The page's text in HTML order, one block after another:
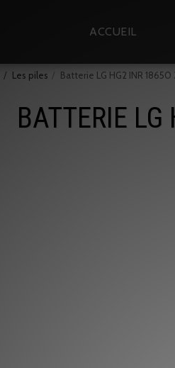
ACCUEIL
Les piles Batterie LG HG2 INR
BATTERIE